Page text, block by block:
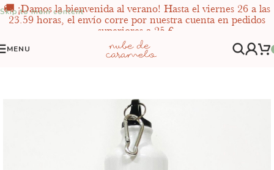
🚚 ¡Damos la bienvenida al verano! Hasta el viernes 26 a las
23.59 horas, el envío corre por nuestra cuenta en pedidos
superiores a 25 €.
Skip to main content
MENU